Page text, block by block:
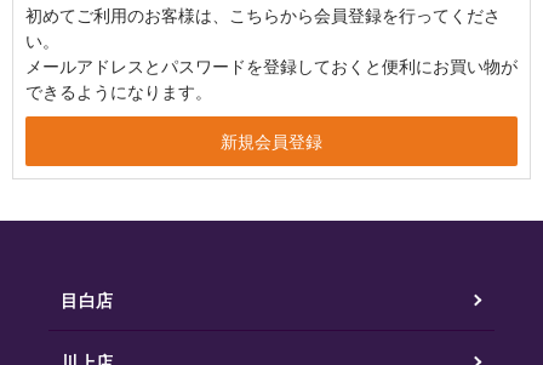
初めてご利用のお客様は、こちらから会員登録を行ってくださ
い。
メールアドレスとパスワードを登録しておくと便利にお買い物が
できるようになります。
目白店